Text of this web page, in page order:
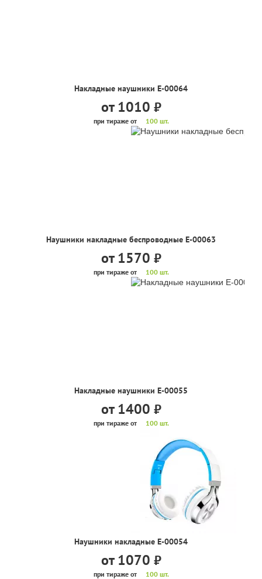
Накладные наушники Е-00064
от 1010 руб.
при тираже от 100 шт.
Наушники накладные беспроводные Е-00063
от 1570 руб.
при тираже от 100 шт.
Накладные наушники Е-00055
от 1400 руб.
при тираже от 100 шт.
Наушники накладные Е-00054
от 1070 руб.
при тираже от 100 шт.